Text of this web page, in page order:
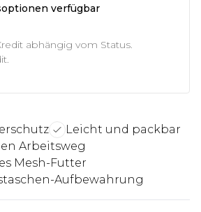
verfügbar
abhängig vom Status.
Leicht und packbar
Arbeitsweg
Mesh-Futter
Aufbewahrung